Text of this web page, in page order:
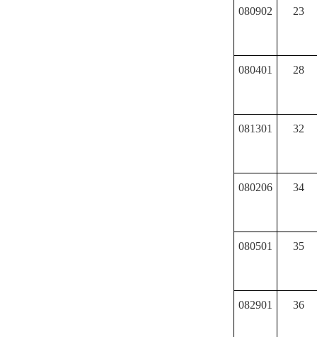
080902 23
080401 28
081301 32
080206 34
080501 35
082901 36